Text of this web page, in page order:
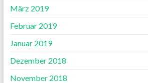
März 2019
Februar 2019
Januar 2019
Dezember 2018
November 2018